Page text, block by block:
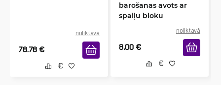
noliktavā
78.78 €
barošanas avots ar
spaiļu bloku
noliktavā
8.00 €